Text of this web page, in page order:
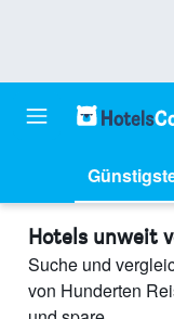
Hotels unweit
Suche und
von Hunderten